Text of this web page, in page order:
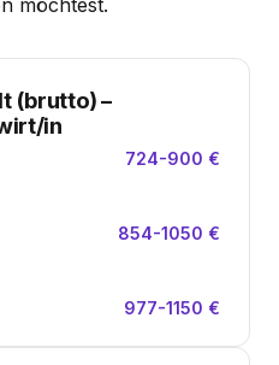
(brutto)–
in
724-900 €
854-1050 €
977-1150 €